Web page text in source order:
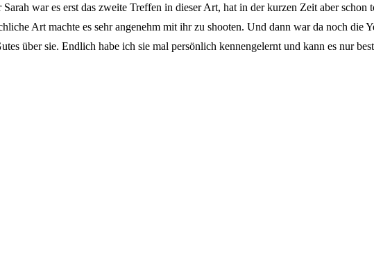
war es erst das zweite Treffen in dieser Art, hat in der kurzen Zeit aber schon
Art machte es sehr angenehm mit ihr zu shooten. Und dann war da noch die
über sie. Endlich habe ich sie mal persönlich kennengelernt und kann es nur